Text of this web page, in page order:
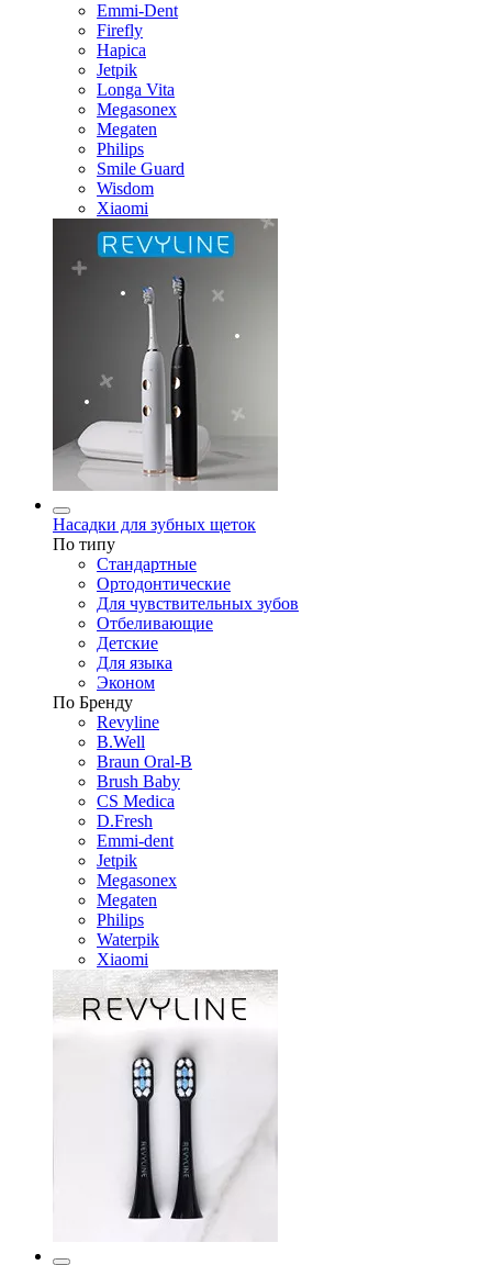
Emmi-Dent
Firefly
Hapica
Jetpik
Longa Vita
Megasonex
Megaten
Philips
Smile Guard
Wisdom
Xiaomi
Насадки для зубных щеток
По типу
Стандартные
Ортодонтические
Для чувствительных зубов
Отбеливающие
Детские
Для языка
Эконом
По Бренду
Revyline
B.Well
Braun Oral-B
Brush Baby
CS Medica
D.Fresh
Emmi-dent
Jetpik
Megasonex
Megaten
Philips
Waterpik
Xiaomi